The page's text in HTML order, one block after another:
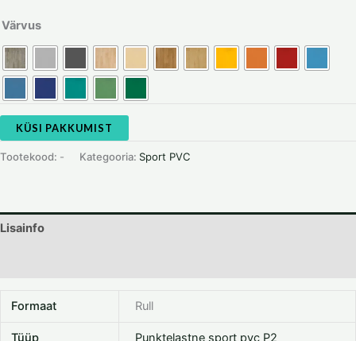
Värvus
KÜSI PAKKUMIST
Tootekood: - Kategooria: Sport PVC
Lisainfo
Formaat Rull
Tüüp Punktelastne sport pvc P2